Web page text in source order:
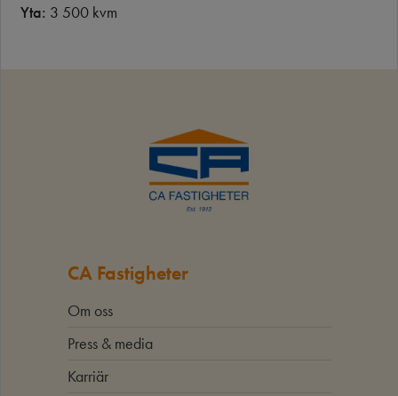
Yta: 3 500 kvm
CA Fastigheter
Om oss
Press & media
Karriär